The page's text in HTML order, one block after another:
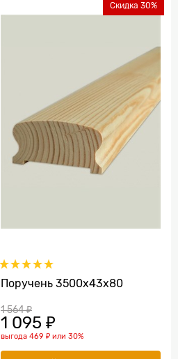
Поручень 3500х43х80
Скидка 30%
1 564 ₽
1 095 ₽
выгода 469 ₽ или 30%